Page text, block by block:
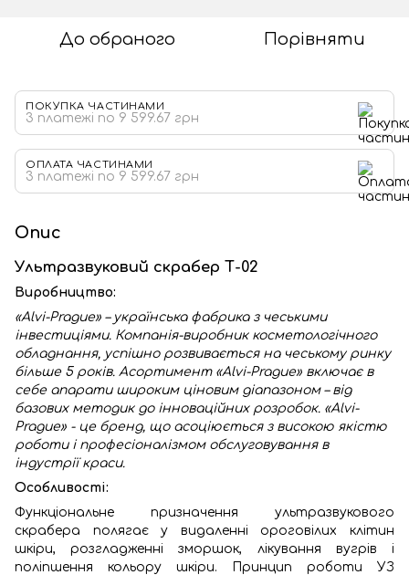
До обраного Порівняти
ПОКУПКА ЧАСТИНАМИ
3 платежі по 9 599.67 грн
ОПЛАТА ЧАСТИНАМИ
3 платежі по 9 599.67 грн
Опис
Ультразвуковий скрабер Т-02
Виробництво:
«Alvi-Prague» – українська фабрика з чеськими
інвестиціями. Компанія-виробник косметологічного
обладнання, успішно розвивається на чеському ринку
більше 5 років. Асортимент «Alvi-Prague» включає в
себе апарати широким ціновим діапазоном – від
базових методик до інноваційних розробок. «Alvi-
Prague» - це бренд, що асоціюється з високою якістю
роботи і професіоналізмом обслуговування в
індустрії краси.
Особливості:
Функціональне призначення ультразвукового
скрабера полягає у видаленні ороговілих клітин
шкіри, розгладженні зморшок, лікування вугрів і
поліпшення кольору шкіри. Принцип роботи УЗ